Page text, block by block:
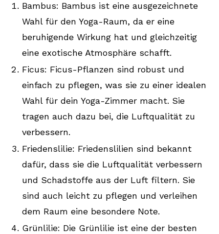
Bambus: Bambus ist eine ausgezeichnete
Wahl für den Yoga-Raum, da er eine
beruhigende Wirkung hat und gleichzeitig
eine exotische Atmosphäre schafft.
Ficus: Ficus-Pflanzen sind robust und
einfach zu pflegen, was sie zu einer idealen
Wahl für dein Yoga-Zimmer macht. Sie
tragen auch dazu bei, die Luftqualität zu
verbessern.
Friedenslilie: Friedenslilien sind bekannt
dafür, dass sie die Luftqualität verbessern
und Schadstoffe aus der Luft filtern. Sie
sind auch leicht zu pflegen und verleihen
dem Raum eine besondere Note.
Grünlilie: Die Grünlilie ist eine der besten